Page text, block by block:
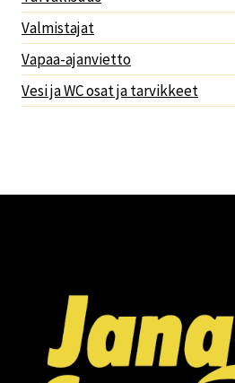
Valmistajat
Vapaa-ajanvietto
Vesi ja WC osat ja tarvikkeet